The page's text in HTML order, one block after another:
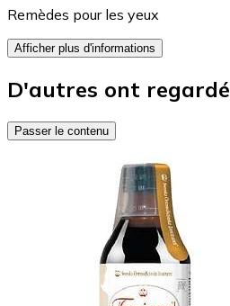
Remèdes pour les yeux
Afficher plus d'informations
D'autres ont regardé
Passer le contenu